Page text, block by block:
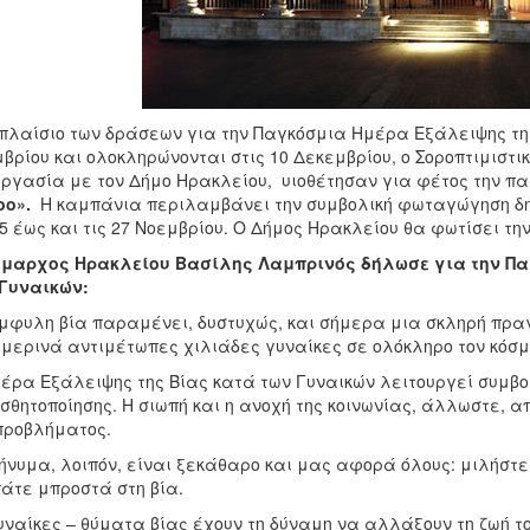
των δράσεων για την Παγκόσμια Ημέρα Εξάλειψης
και ολοκληρώνονται στις 10 Δεκεμβρίου, ο
με τον Δήμο Ηρακλείου, υιοθέτησαν για φέτος την
Η καμπάνια περιλαμβάνει την συμβολική φωταγώγηση
έως και τις 27 Νοεμβρίου. Ο Δήμος Ηρακλείου θα φωτίσει
Ηρακλείου Βασίλης Λαμπρινός δήλωσε για την
βία παραμένει, δυστυχώς, και σήμερα μια σκληρή
αντιμέτωπες χιλιάδες γυναίκες σε ολόκληρο τον
Εξάλειψης της Βίας κατά των Γυναικών λειτουργεί
Η σιωπή και η ανοχή της κοινωνίας, άλλωστε,
λοιπόν, είναι ξεκάθαρο και μας αφορά όλους:
μπροστά στη βία.
– θύματα βίας έχουν τη δύναμη να αλλάξουν τη ζωή